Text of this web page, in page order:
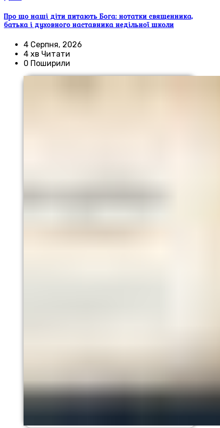
Про що наші діти питають Бога: нотатки священника,
батька і духовного наставника недільної школи
4 Серпня, 2026
4 хв Читати
0 Поширили